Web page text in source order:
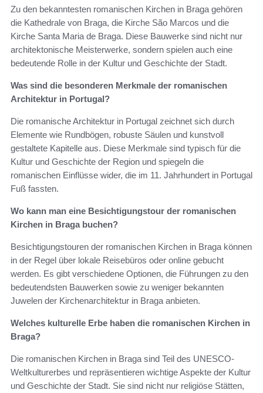
Zu den bekanntesten romanischen Kirchen in Braga gehören
die Kathedrale von Braga, die Kirche São Marcos und die
Kirche Santa Maria de Braga. Diese Bauwerke sind nicht nur
architektonische Meisterwerke, sondern spielen auch eine
bedeutende Rolle in der Kultur und Geschichte der Stadt.
Was sind die besonderen Merkmale der romanischen
Architektur in Portugal?
Die romanische Architektur in Portugal zeichnet sich durch
Elemente wie Rundbögen, robuste Säulen und kunstvoll
gestaltete Kapitelle aus. Diese Merkmale sind typisch für die
Kultur und Geschichte der Region und spiegeln die
romanischen Einflüsse wider, die im 11. Jahrhundert in Portugal
Fuß fassten.
Wo kann man eine Besichtigungstour der romanischen
Kirchen in Braga buchen?
Besichtigungstouren der romanischen Kirchen in Braga können
in der Regel über lokale Reisebüros oder online gebucht
werden. Es gibt verschiedene Optionen, die Führungen zu den
bedeutendsten Bauwerken sowie zu weniger bekannten
Juwelen der Kirchenarchitektur in Braga anbieten.
Welches kulturelle Erbe haben die romanischen Kirchen in
Braga?
Die romanischen Kirchen in Braga sind Teil des UNESCO-
Weltkulturerbes und repräsentieren wichtige Aspekte der Kultur
und Geschichte der Stadt. Sie sind nicht nur religiöse Stätten,